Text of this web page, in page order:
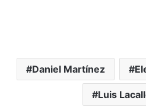
Daniel Martínez
Luis